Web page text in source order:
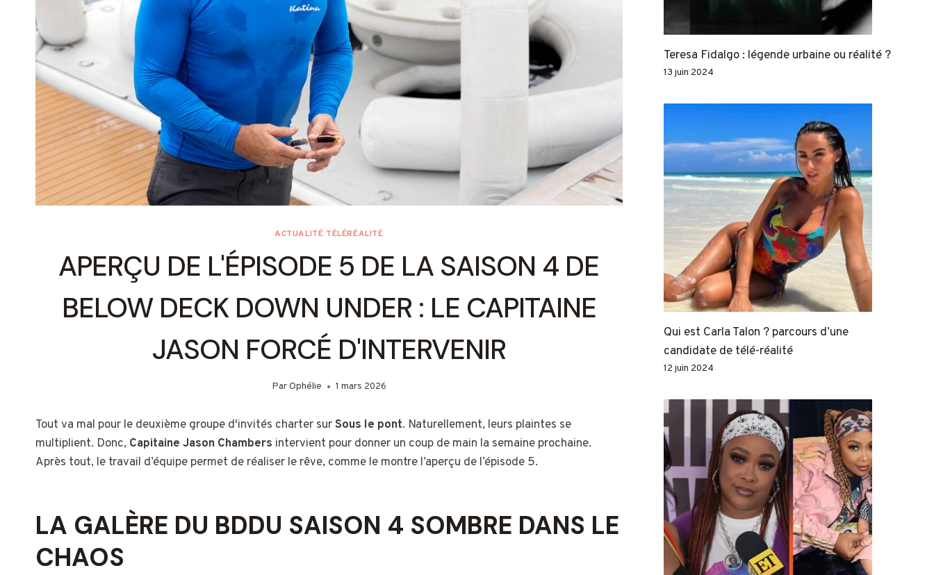
ACTUALITÉ TÉLÉRÉALITÉ
APERÇU DE L'ÉPISODE 5 DE LA SAISON 4 DE
BELOW DECK DOWN UNDER : LE CAPITAINE
JASON FORCÉ D'INTERVENIR
ParOphélie 1 mars 2026
Tout va mal pour le deuxième groupe d'invités charter surSous le pont. Naturellement, leurs plaintes se
multiplient. Donc, Capitaine Jason Chambers intervient pour donner un coup de main la semaine prochaine.
Après tout, le travail d’équipe permet de réaliser le rêve, comme le montre l’aperçu de l’épisode 5.
LA GALÈRE DU BDDU SAISON 4 SOMBRE DANS LE
CHAOS
Teresa Fidalgo : légende urbaine ou réalité ?
13 juin 2024
Qui est Carla Talon ? parcours d’une
candidate de télé-réalité
12 juin 2024